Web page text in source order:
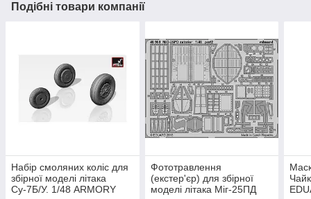
Подібні товари компанії
Набір смоляних коліс для
збірної моделі літака
Су-7Б/У. 1/48 ARMORY
Фототравлення
(екстер'єр) для збірної
моделі літака Міг-25ПД